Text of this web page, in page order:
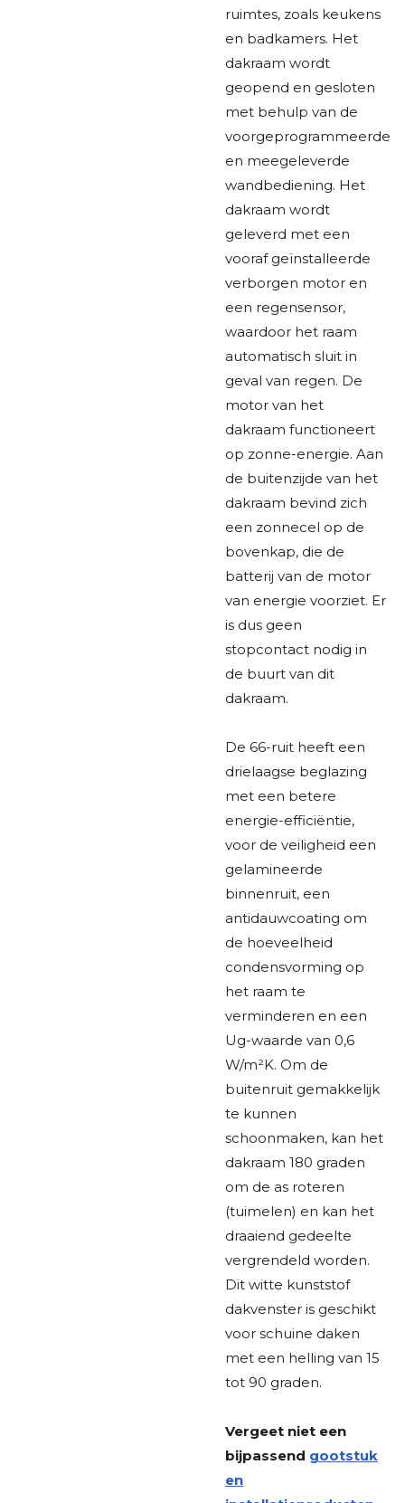
ruimtes, zoals keukens
en badkamers. Het
dakraam wordt
geopend en gesloten
met behulp van de
voorgeprogrammeerde
en meegeleverde
wandbediening. Het
dakraam wordt
geleverd met een
vooraf geïnstalleerde
verborgen motor en
een regensensor,
waardoor het raam
automatisch sluit in
geval van regen. De
motor van het
dakraam functioneert
op zonne-energie. Aan
de buitenzijde van het
dakraam bevind zich
een zonnecel op de
bovenkap, die de
batterij van de motor
van energie voorziet. Er
is dus geen
stopcontact nodig in
de buurt van dit
dakraam.
De 66-ruit heeft een
drielaagse beglazing
met een betere
energie-efficiëntie,
voor de veiligheid een
gelamineerde
binnenruit, een
antidauwcoating om
de hoeveelheid
condensvorming op
het raam te
verminderen en een
Ug-waarde van 0,6
W/m²K. Om de
buitenruit gemakkelijk
te kunnen
schoonmaken, kan het
dakraam 180 graden
om de as roteren
(tuimelen) en kan het
draaiend gedeelte
vergrendeld worden.
Dit witte kunststof
dakvenster is geschikt
voor schuine daken
met een helling van 15
tot 90 graden.
Vergeet niet een
bijpassend gootstuk
en